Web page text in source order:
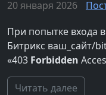
20 января 2026
При попытке входа
Битрикс ваш_сайт/
«403 Forbidden
Читать далее